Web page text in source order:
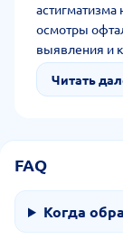
осмотры
выявления и
Читать
FAQ
Когда